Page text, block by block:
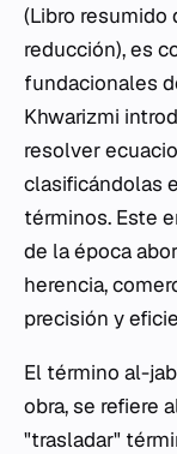
(Libro resumido
reducción), es
fundacionales
Khwarizmi
resolver
clasificándolas
términos. Este
de la época
herencia,
precisión y
El término al-
obra, se refiere
"trasladar"